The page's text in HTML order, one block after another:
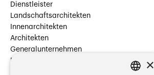
Dienstleister
Landschaftsarchitekten
Innenarchitekten
Architekten
Generalunternehmen
Beauftragte Unternehmen
×